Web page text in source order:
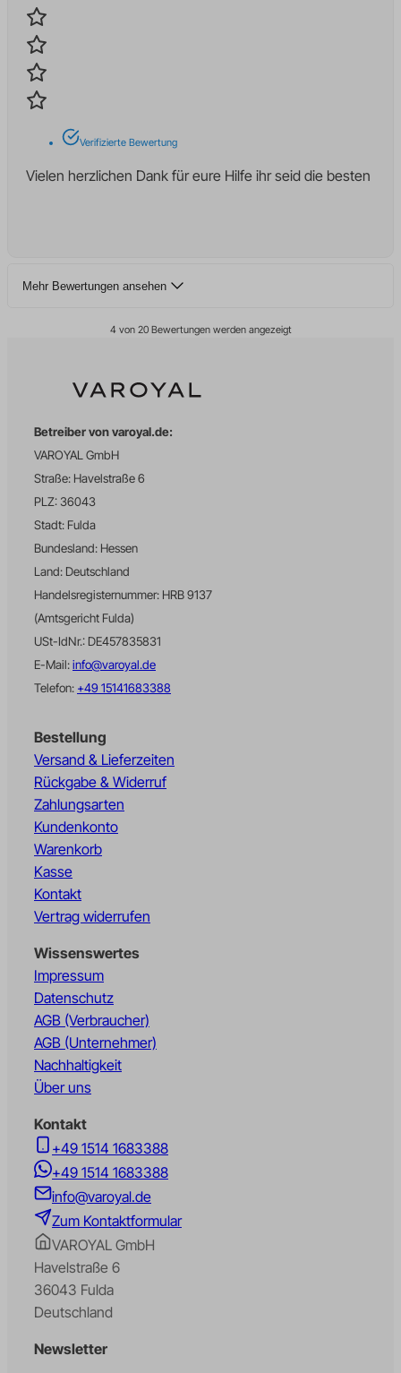
Verifizierte Bewertung
Vielen herzlichen Dank für eure Hilfe ihr seid die besten
Mehr Bewertungen ansehen
4 von 20 Bewertungen werden angezeigt
Betreiber von varoyal.de:
VAROYAL GmbH
Straße: Havelstraße 6
PLZ: 36043
Stadt: Fulda
Bundesland: Hessen
Land: Deutschland
Handelsregisternummer: HRB 9137
(Amtsgericht Fulda)
USt-IdNr.: DE457835831
E-Mail:info@varoyal.de
Telefon: +49 15141683388
Bestellung
Versand & Lieferzeiten
Rückgabe & Widerruf
Zahlungsarten
Kundenkonto
Warenkorb
Kasse
Kontakt
Vertrag widerrufen
Wissenswertes
Impressum
Datenschutz
AGB (Verbraucher)
AGB (Unternehmer)
Nachhaltigkeit
Über uns
Kontakt
+49 1514 1683388
+49 1514 1683388
info@varoyal.de
Zum Kontaktformular
VAROYAL GmbH
Havelstraße 6
36043 Fulda
Deutschland
Newsletter
www.google-analytics.com
kconsent
klaro
litespeed_qc_hide_banner
marketing_cookies
perf_*
tarteaucitron
wffn_gclid
wffn_journey
wffn_referrer_last
wffn_utm_content_last
wffn_utm_medium_last
wffn_utm_source_last
wffn_utm_term_last
X-MC-Endpoint-ID
www.google.pl
www.google.rs
www.googletagmanager.com